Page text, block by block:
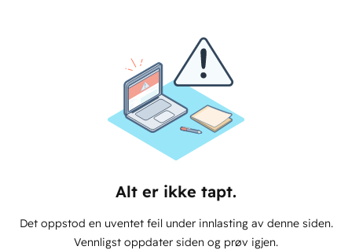
Alt er ikke tapt.
Det oppstod en uventet feil under innlasting av denne siden.
Vennligst oppdater siden og prøv igjen.